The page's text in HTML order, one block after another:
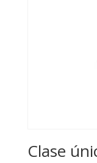
Clase